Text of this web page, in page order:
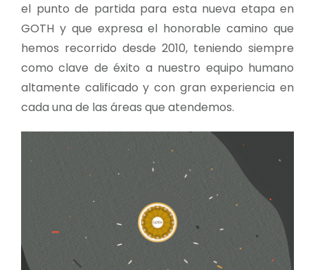
el punto de partida para esta nueva etapa en
GOTH y que expresa el honorable camino que
hemos recorrido desde 2010, teniendo siempre
como clave de éxito a nuestro equipo humano
altamente calificado y con gran experiencia en
cada una de las áreas que atendemos.